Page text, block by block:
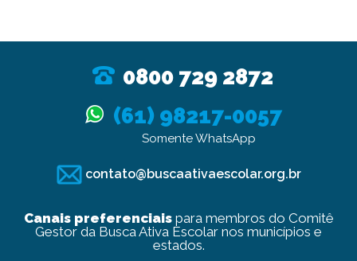
0800 729 2872
(61) 98217-0057
Somente WhatsApp
contato@buscaativaescolar.org.br
Canais preferenciaispara membros do Comitê
Gestor da Busca Ativa Escolar nos municípios e
estados.